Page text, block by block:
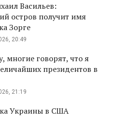
Васильев:
остров получит имя
Зорге
20:49
многие говорят, что я
президентов в
21:19
Украины в США